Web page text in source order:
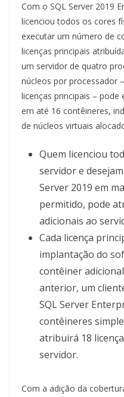
Com o SQL Server 2019
licenciou todos os cores
executar um número de
licenças principais
um servidor de quatro
núcleos por processador
licenças principais –
em até 16 contêineres,
de núcleos virtuais
Quem licenciou
servidor e
Server 2019 em
permitido, pode
adicionais ao
Cada licença
implantação do
contêiner
anterior, um
SQL Server
contêineres
atribuirá 18
servidor.
Com a adição da